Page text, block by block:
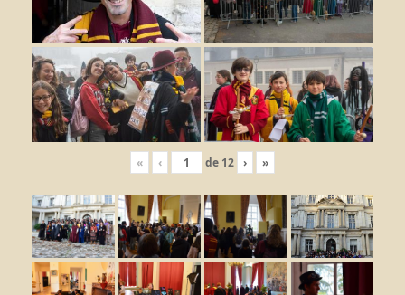
« ‹ de 12 › »